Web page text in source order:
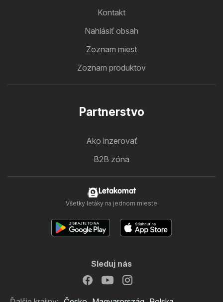
Kontakt
Nahlásiť obsah
Zoznam miest
Zoznam produktov
Partnerstvo
Ako inzerovať
B2B zóna
Letakomat
Všetky letáky na jednom mieste
Sleduj nás